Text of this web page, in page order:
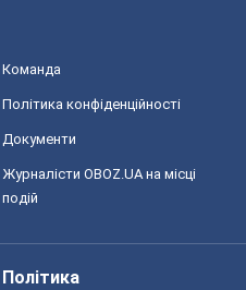
Команда
Політика конфіденційності
Документи
Журналісти OBOZ.UA на місці
подій
Політика